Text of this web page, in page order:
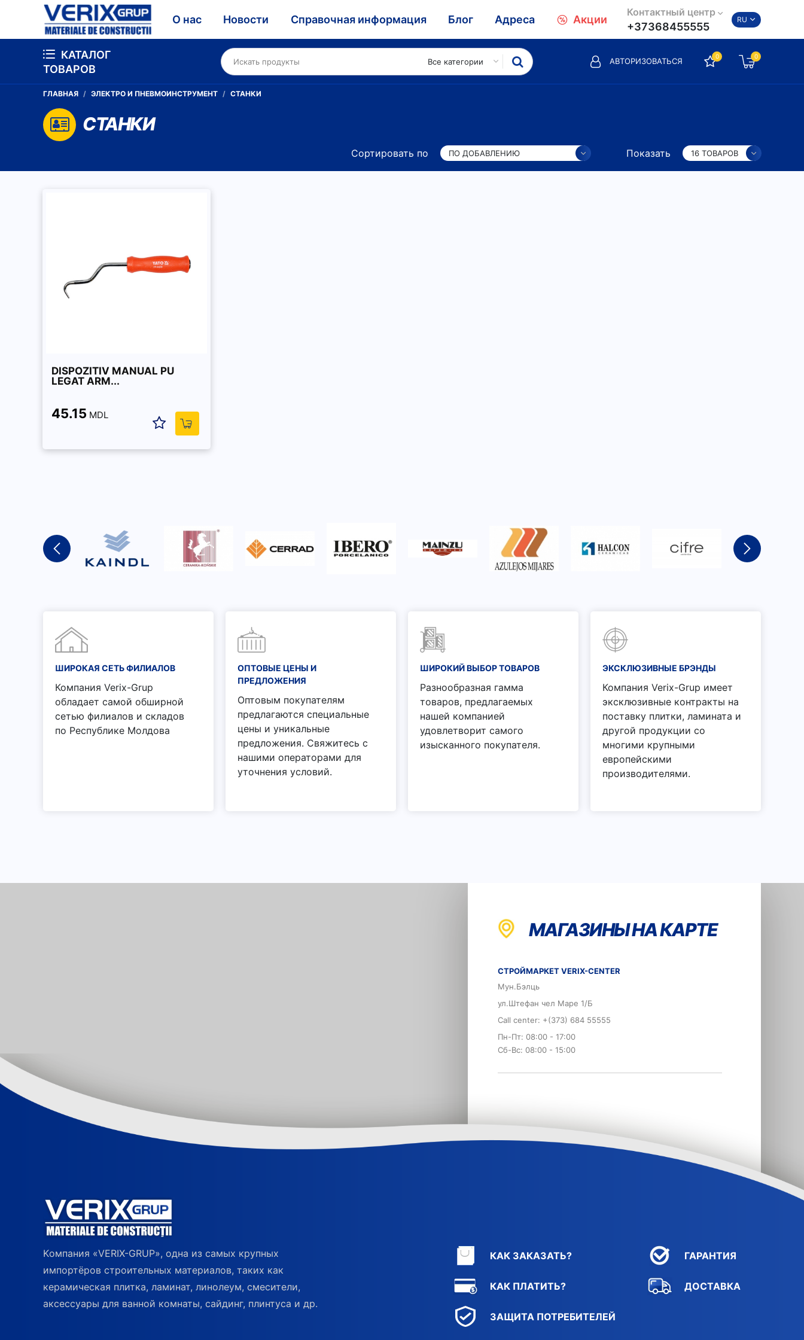
О нас Новости Справочная информация Блог Адреса Акции
Контактный центр
+37368455555
RU
КАТАЛОГ
ТОВАРОВ
Все категории АВТОРИЗОВАТЬСЯ
0 0
ГЛАВНАЯ ЭЛЕКТРО И ПНЕВМОИНСТРУМЕНТ СТАНКИ
СТАНКИ
Сортировать по ПО ДОБАВЛЕНИЮ Показать 16 ТОВАРОВ
DISPOZITIV MANUAL PU
LEGAT ARM...
45.15 MDL
ШИРОКАЯ СЕТЬ ФИЛИАЛОВ
Компания Verix-Grup
обладает самой обширной
сетью филиалов и складов
по Республике Молдова
ОПТОВЫЕ ЦЕНЫ И
ПРЕДЛОЖЕНИЯ
Оптовым покупателям
предлагаются специальные
цены и уникальные
предложения. Свяжитесь с
нашими операторами для
уточнения условий.
ШИРОКИЙ ВЫБОР ТОВАРОВ
Разнообразная гамма
товаров, предлагаемых
нашей компанией
удовлетворит самого
изысканного покупателя.
ЭКСКЛЮЗИВНЫЕ БРЭНДЫ
Компания Verix-Grup имеет
эксклюзивные контракты на
поставку плитки, ламината и
другой продукции со
многими крупными
европейскими
производителями.
МАГАЗИНЫ НА КАРТЕ
СТРОЙМАРКЕТ VERIX-CENTER
Мун.Бэлць
ул.Штефан чел Маре 1/Б
Call center: +(373) 684 55555
Пн-Пт: 08:00 - 17:00
Сб-Вс: 08:00 - 15:00
Kомпания «VERIX-GRUP», одна из самых крупных
импортёров строительных материалов, таких как
керамическая плитка, ламинат, линолеум, смесители,
аксессуары для ванной комнаты, сайдинг, плинтуса и др.
КАК ЗАКАЗАТЬ? ГАРАНТИЯ
КАК ПЛАТИТЬ? ДОСТАВКА
ЗАЩИТА ПОТРЕБИТЕЛЕЙ